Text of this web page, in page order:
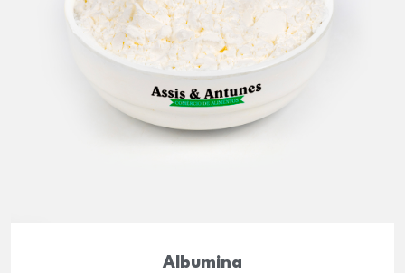
Albumina